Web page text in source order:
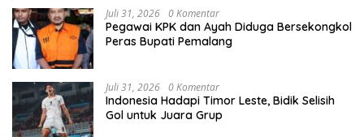
Juli 31, 2026 0 Komentar
Pegawai KPK dan Ayah Diduga Bersekongkol
Peras Bupati Pemalang
Juli 31, 2026 0 Komentar
Indonesia Hadapi Timor Leste, Bidik Selisih
Gol untuk Juara Grup